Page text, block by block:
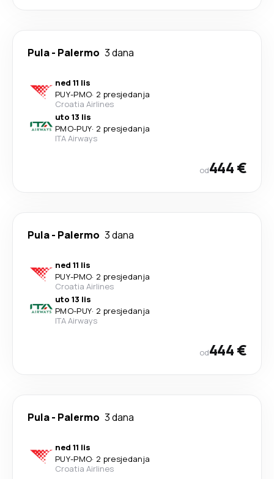
Pula- Palermo 3 dana
ned 11 lis
PUY-PMO· 2 presjedanja
Croatia Airlines
uto 13 lis
PMO-PUY· 2 presjedanja
ITA Airways
od444 €
Pula- Palermo 3 dana
ned 11 lis
PUY-PMO· 2 presjedanja
Croatia Airlines
uto 13 lis
PMO-PUY· 2 presjedanja
ITA Airways
od444 €
Pula- Palermo 3 dana
ned 11 lis
PUY-PMO· 2 presjedanja
Croatia Airlines